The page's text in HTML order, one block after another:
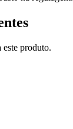
este produto.